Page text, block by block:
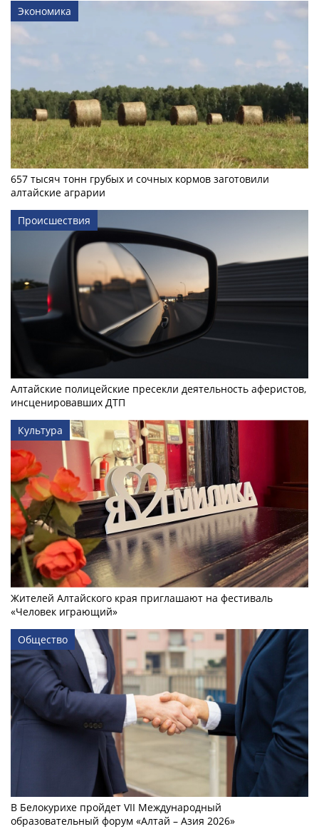
Экономика
657 тысяч тонн грубых и сочных кормов заготовили
алтайские аграрии
Происшествия
Алтайские полицейские пресекли деятельность аферистов,
инсценировавших ДТП
Культура
Жителей Алтайского края приглашают на фестиваль
«Человек играющий»
Общество
В Белокурихе пройдет VII Международный
образовательный форум «Алтай – Азия 2026»